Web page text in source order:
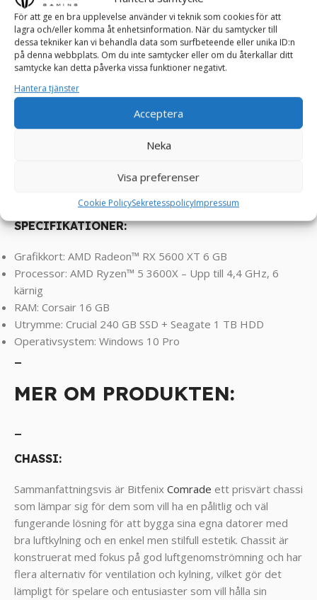
För att ge en bra upplevelse använder vi teknik som cookies för att
lagra och/eller komma åt enhetsinformation. När du samtycker till
dessa tekniker kan vi behandla data som surfbeteende eller unika ID:n
på denna webbplats. Om du inte samtycker eller om du återkallar ditt
samtycke kan detta påverka vissa funktioner negativt.
Hantera tjänster
Acceptera
Neka
Visa preferenser
Cookie PolicySekretesspolicyImpressum
är konstruerat med fokus på god luftgenomströmning och
har flera alternativ för ventilation och kylning, vilket gör det
lämpligt för spelare och entusiaster som vill hålla sin
systemtemperatur låg.
Klarar spel som FarCry, RDR2, Assasin’s Creed, COD,
Valorant, PUBG, Rocket League, Roblox, Minecraft, GTA,
Overwatch , Battlefield, Left 4 Dead, Sims och resten utav
SPECIFIKATIONER:
Grafikkort: AMD Radeon™ RX 5600 XT 6 GB
Processor: AMD Ryzen™ 5 3600X – Upp till 4,4 GHz, 6
kärnig
RAM: Corsair 16 GB
Utrymme: Crucial 240 GB SSD + Seagate 1 TB HDD
Operativsystem: Windows 10 Pro
MER OM PRODUKTEN:
CHASSI:
Sammanfattningsvis är Bitfenix Comrade ett prisvärt chassi
som lämpar sig för dem som vill ha en pålitlig och väl
fungerande lösning för att bygga sina egna datorer med
bra luftkylning och en enkel men stilfull estetik. Chassit är
konstruerat med fokus på god luftgenomströmning och har
flera alternativ för ventilation och kylning, vilket gör det
lämpligt för spelare och entusiaster som vill hålla sin